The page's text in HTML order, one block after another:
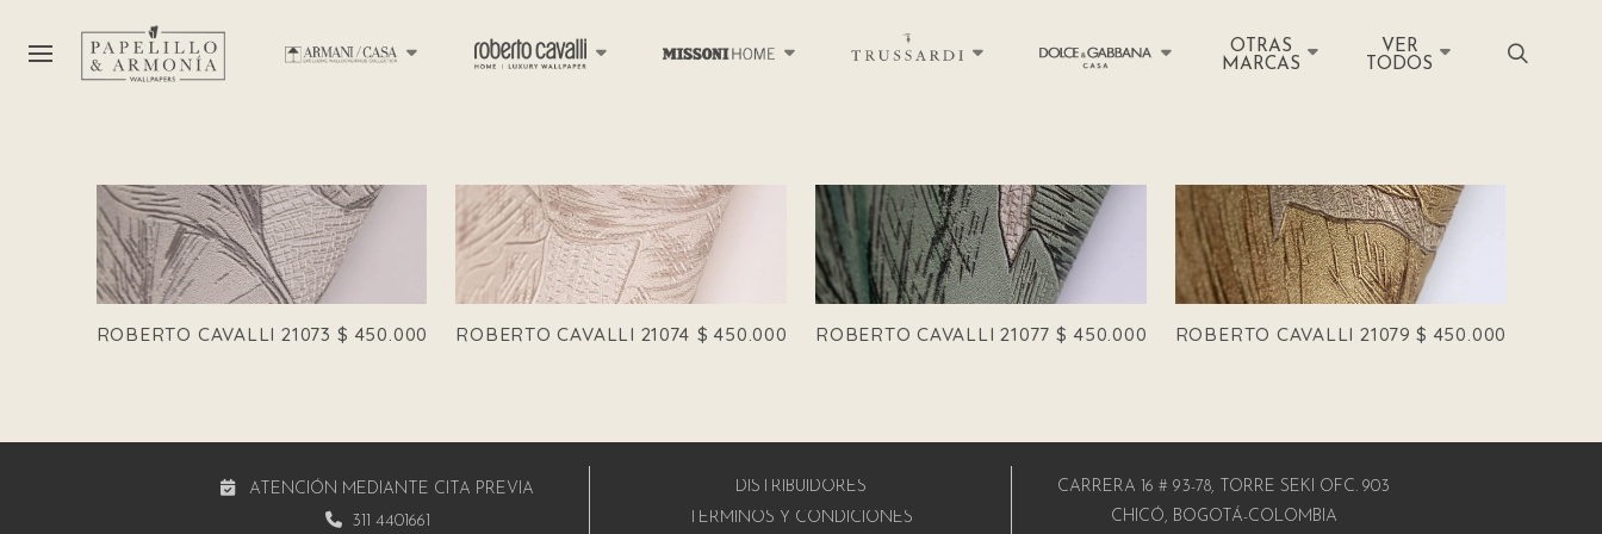
OTRAS
MARCAS
VER
TODOS
ROBERTO CAVALLI 21073 $ 450.000 ROBERTO CAVALLI 21074 $ 450.000 ROBERTO CAVALLI 21077 $ 450.000 ROBERTO CAVALLI 21079 $ 450.000
ATENCIÓN MEDIANTE CITA PREVIA
311 4401661
DISTRIBUIDORES
TÉRMINOS Y CONDICIONES
CARRERA 16 # 93-78, TORRE SEKI OFC. 903
CHICÓ, BOGOTÁ-COLOMBIA